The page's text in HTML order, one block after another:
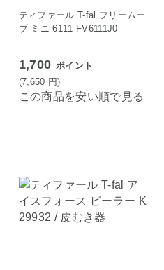
ティファール T-fal フリームー
ブ ミニ 6111 FV6111J0
1,700 ポイント
(7,650 円)
この商品を安い順で見る